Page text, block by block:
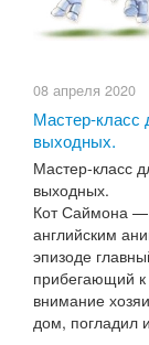
08 апреля 2020
Мастер-класс
выходных.
Мастер-класс
выходных.
Кот Саймона —
английским
эпизоде
прибегающий
внимание
дом, погладил